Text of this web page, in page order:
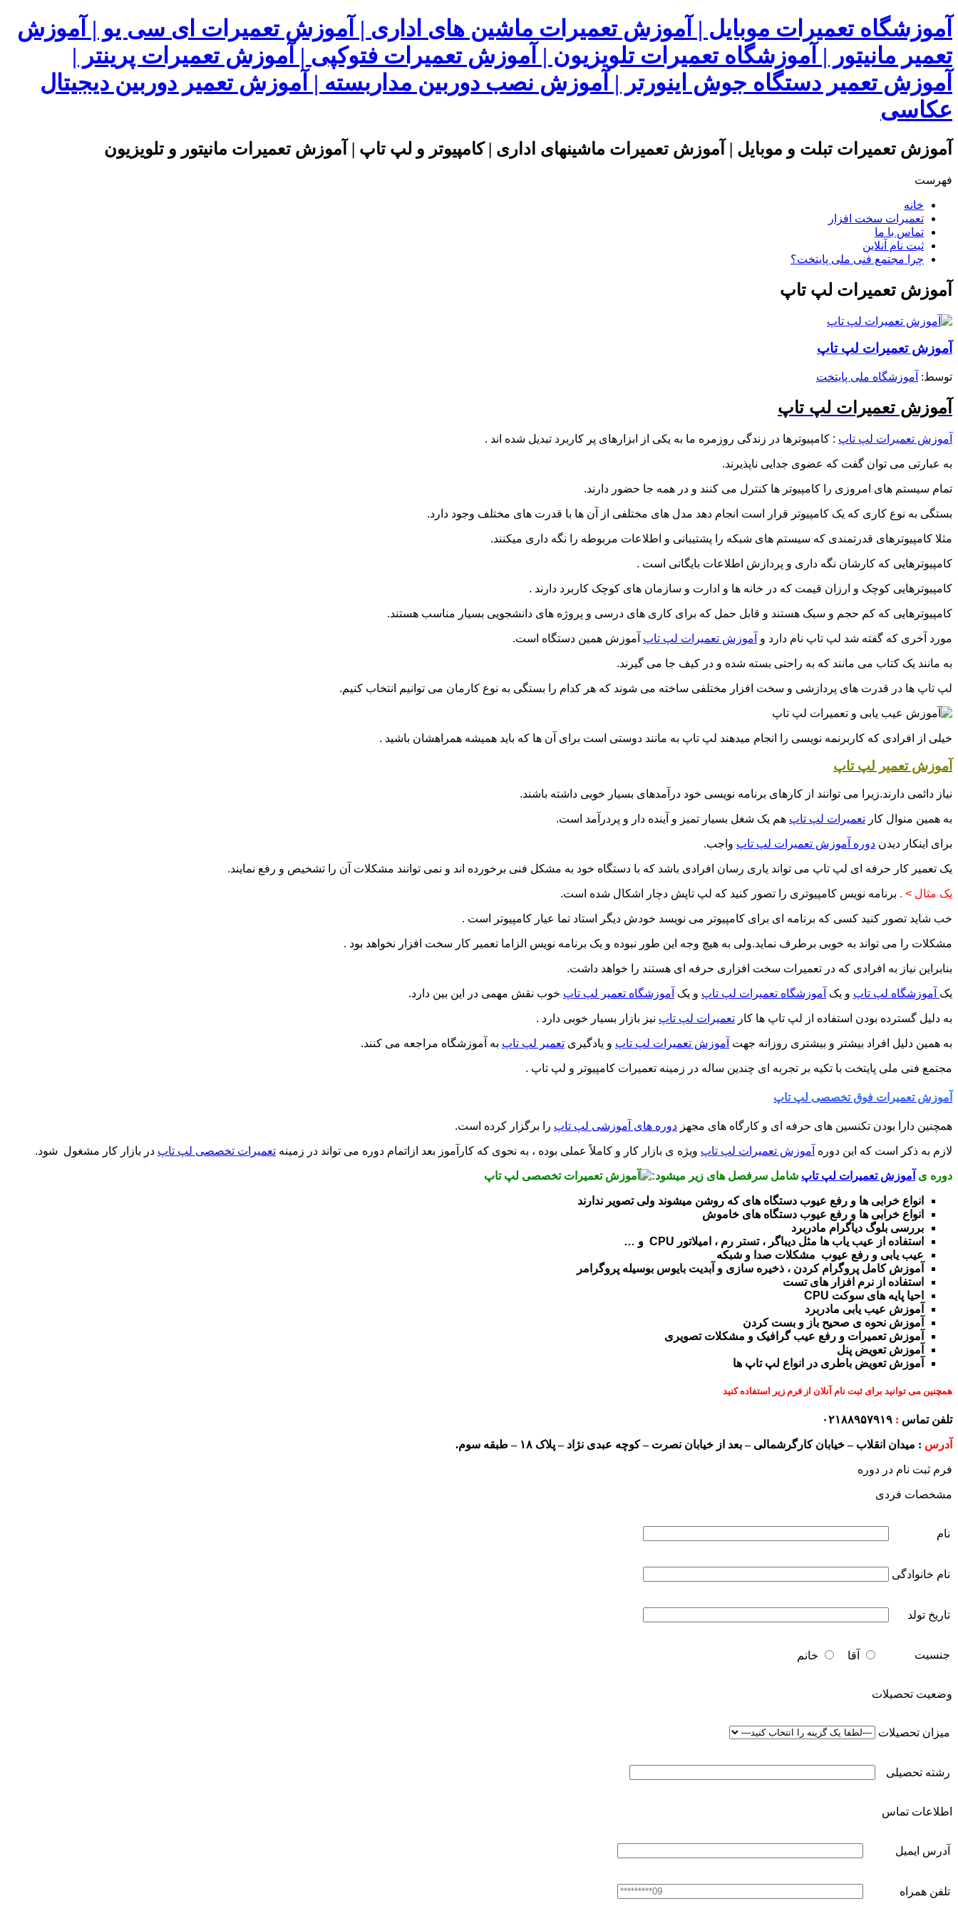
آموزشگاه تعمیرات موبایل | آموزش تعمیرات ماشین های اداری | آموزش تعمیرات ای سی یو | آموزش
تعمیر مانیتور | آموزشگاه تعمیرات تلویزیون | آموزش تعمیرات فتوکپی | آموزش تعمیرات پرینتر |
آموزش تعمیر دستگاه جوش اینورتر | آموزش نصب دوربین مداربسته | آموزش تعمیر دوربین دیجیتال
عکاسی
آموزش تعمیرات تبلت و موبایل | آموزش تعمیرات ماشینهای اداری | کامپیوتر و لپ تاپ | آموزش تعمیرات مانیتور و تلویزیون
فهرست
خانه
تعمیرات سخت افزار
تماس با ما
ثبت نام آنلاین
چرا مجتمع فنی ملی پایتخت؟
آموزش تعمیرات لپ تاپ
آموزش تعمیرات لپ تاپ
توسط: ‪ آموزشگاه ملی پایتخت
آموزش تعمیرات لپ تاپ
آموزش تعمیرات لپ تاپ : کامپیوترها در زندگی روزمره ما به یکی از ابزارهای پر کاربرد تبدیل شده اند .
به عبارتی می توان گفت که عضوی جدایی ناپذیرند.
تمام سیستم های امروزی را کامپیوتر ها کنترل می کنند و در همه جا حضور دارند.
بستگی به نوع کاری که یک کامپیوتر قرار است انجام دهد مدل های مختلفی از آن ها با قدرت های مختلف وجود دارد.
مثلا کامپیوترهای قدرتمندی که سیستم های شبکه را پشتیبانی و اطلاعات مربوطه را نگه داری میکنند.
کامپیوترهایی که کارشان نگه داری و پردازش اطلاعات بایگانی است .
کامپیوترهایی کوچک و ارزان قیمت که در خانه ها و ادارت و سازمان های کوچک کاربرد دارند .
کامپیوترهایی که کم حجم و سبک هستند و قابل حمل که برای کاری های درسی و پروژه های دانشجویی بسیار مناسب هستند.
مورد آخری که گفته شد لپ تاپ نام دارد و آموزش تعمیرات لپ تاپ آموزش همین دستگاه است.
به مانند یک کتاب می مانند که به راحتی بسته شده و در کیف جا می گیرند.
لپ تاپ ها در قدرت های پردازشی و سخت افزار مختلفی ساخته می شوند که هر کدام را بستگی به نوع کارمان می توانیم انتخاب کنیم.
خیلی از افرادی که کاربرنمه نویسی را انجام میدهند لپ تاپ به مانند دوستی است برای آن ها که باید همیشه همراهشان باشید .
آموزش تعمیر لپ تاپ
نیاز دائمی دارند.زیرا می توانند از کارهای برنامه نویسی خود درآمدهای بسیار خوبی داشته باشند.
به همین منوال کار تعمیرات لپ تاپ هم یک شغل بسیار تمیز و آینده دار و پردرآمد است.
برای اینکار دیدن دوره آموزش تعمیرات لپ تاپ واجب.
یک تعمیر کار حرفه ای لپ تاپ می تواند یاری رسان افرادی باشد که با دستگاه خود به مشکل فنی برخورده اند و نمی توانند مشکلات آن را تشخیص و رفع نمایند.
یک مثال > . برنامه نویس کامپیوتری را تصور کنید که لپ تاپش دچار اشکال شده است.
خب شاید تصور کنید کسی که برنامه ای برای کامپیوتر می نویسد خودش دیگر استاد تما عیار کامپیوتر است .
مشکلات را می تواند به خوبی برطرف نماید.ولی به هیچ وجه این طور نبوده و یک برنامه نویس الزاما تعمیر کار سخت افزار نخواهد بود .
بنابراین نیاز به افرادی که در تعمیرات سخت افزاری حرفه ای هستند را خواهد داشت.
یک آموزشگاه لپ تاپ و یک آموزشگاه تعمیرات لپ تاپ و یک آموزشگاه تعمیر لپ تاپ خوب نقش مهمی در این بین دارد.
به دلیل گسترده بودن استفاده از لپ تاپ ها کار تعمیرات لپ تاپ نیز بازار بسیار خوبی دارد .
به همین دلیل افراد بیشتر و بیشتری روزانه جهت آموزش تعمیرات لپ تاپ و یادگیری تعمیر لپ تاپ به آموزشگاه مراجعه می کنند.
مجتمع فنی ملی پایتخت با تکیه بر تجربه ای چندین ساله در زمینه تعمیرات کامپیوتر و لپ تاپ .
آموزش تعمیرات فوق تخصصی لپ تاپ
همچنین دارا بودن تکنسین های حرفه ای و کارگاه های مجهز دوره های آموزشی لپ تاپ را برگزار کرده است.
لازم به ذکر است که این دوره آموزش تعمیرات لپ تاپ ویژه ی بازار کار و کاملاً عملی بوده ، به نحوی که کارآموز بعد ازاتمام دوره می تواند در زمینه تعمیرات تخصصی لپ تاپ در بازار کار مشغول شود.
دوره ی آموزش تعمیرات لپ تاپ شامل سرفصل های زیر میشود:
انواع خرابی ها و رفع عیوب دستگاه های که روشن میشوند ولی تصویر ندارند
انواع خرابی ها و رفع عیوب دستگاه های خاموش
بررسی بلوگ دیاگرام مادربرد
استفاده از عیب یاب ها مثل دیباگر ، تستر رم ، امیلاتور CPU و …
عیب یابی و رفع عیوب مشکلات صدا و شبکه
آموزش کامل پروگرام کردن ، ذخیره سازی و آبدیت بایوس بوسیله پروگرامر
استفاده از نرم افزار های تست
احیا پایه های سوکت CPU
آموزش عیب یابی مادربرد
آموزش نحوه ی صحیح باز و بست کردن
آموزش تعمیرات و رفع عیب گرافیک و مشکلات تصویری
آموزش تعویض پنل
آموزش تعویض باطری در انواع لپ تاپ ها
همچنین می توانید برای ثبت نام آنلان از فرم زیر استفاده کنید
تلفن تماس : ۰۲۱۸۸۹۵۷۹۱۹
آدرس : میدان انقلاب – خیابان کارگرشمالی – بعد از خیابان نصرت – کوچه عبدی نژاد – پلاک ۱۸ – طبقه سوم.
فرم ثبت نام در دوره
مشخصات فردی
نام
نام خانوادگی
تاریخ تولد
جنسیت آقا خانم
وضعیت تحصیلات
میزان تحصیلات
رشته تحصیلی
اطلاعات تماس
آدرس ایمیل
تلفن همراه